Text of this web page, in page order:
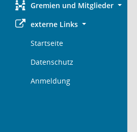
Gremien und Mitglieder
externe Links
Startseite
Datenschutz
Anmeldung